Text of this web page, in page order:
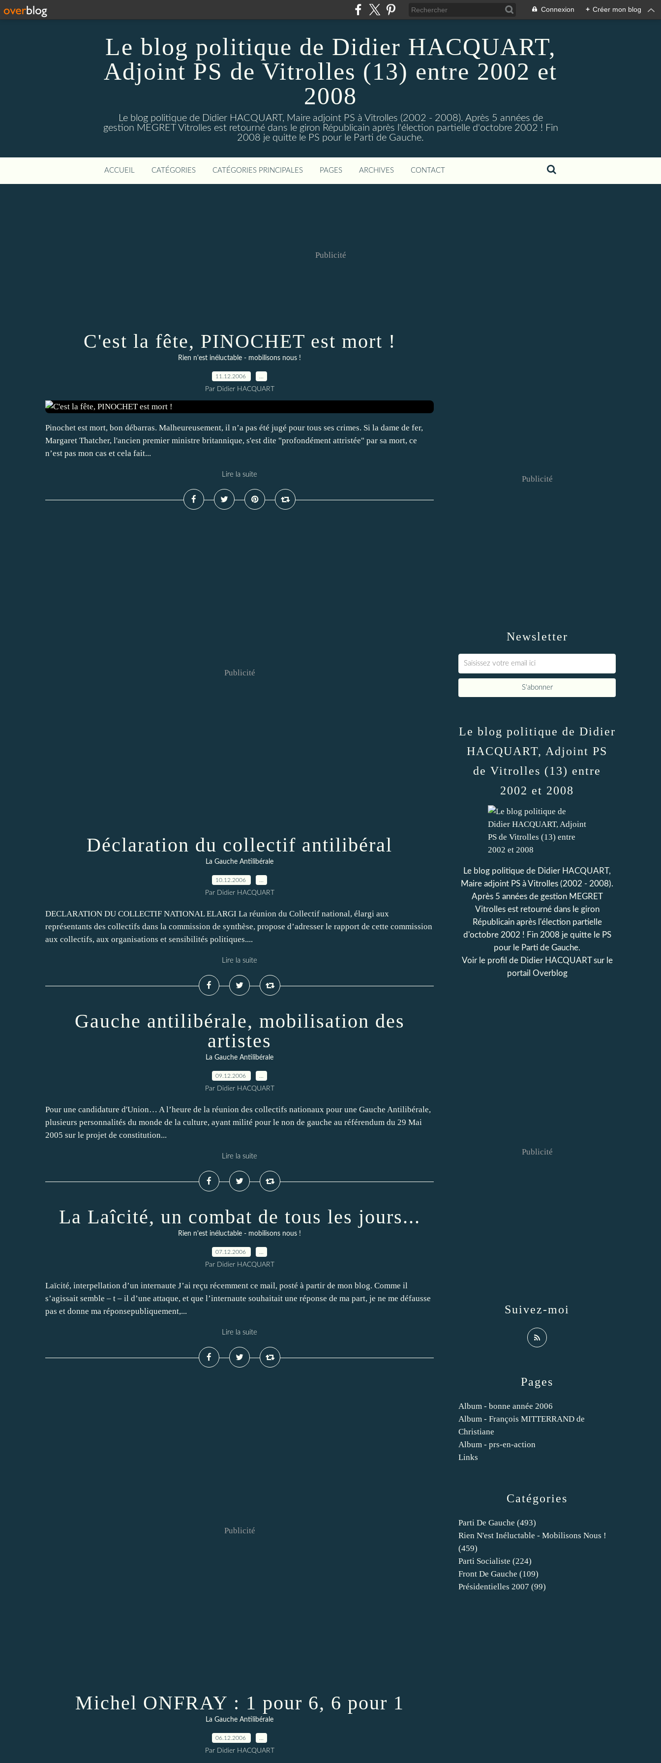
Connexion + Créer mon blog
Le blog politique de Didier HACQUART,
Adjoint PS de Vitrolles (13) entre 2002 et
2008
Le blog politique de Didier HACQUART, Maire adjoint PS à Vitrolles (2002 - 2008). Après 5 années de
gestion MEGRET Vitrolles est retourné dans le giron Républicain après l'élection partielle d'octobre 2002 ! Fin
2008 je quitte le PS pour le Parti de Gauche.
ACCUEIL CATÉGORIES CATÉGORIES PRINCIPALES PAGES ARCHIVES CONTACT
Publicité
C'est la fête, PINOCHET est mort !
Rien n'est inéluctable - mobilisons nous !
11.12.2006
Par Didier HACQUART
Pinochet est mort, bon débarras. Malheureusement, il n’a pas été jugé pour tous ses crimes. Si la dame de fer,
Margaret Thatcher, l'ancien premier ministre britannique, s'est dite "profondément attristée" par sa mort, ce
n’est pas mon cas et cela fait...
Lire la suite
Publicité
Déclaration du collectif antilibéral
La Gauche Antilibérale
10.12.2006
Par Didier HACQUART
DECLARATION DU COLLECTIF NATIONAL ELARGI La réunion du Collectif national, élargi aux
représentants des collectifs dans la commission de synthèse, propose d’adresser le rapport de cette commission
aux collectifs, aux organisations et sensibilités politiques....
Lire la suite
Gauche antilibérale, mobilisation des
artistes
La Gauche Antilibérale
09.12.2006
Par Didier HACQUART
Pour une candidature d'Union… A l’heure de la réunion des collectifs nationaux pour une Gauche Antilibérale,
plusieurs personnalités du monde de la culture, ayant milité pour le non de gauche au référendum du 29 Mai
2005 sur le projet de constitution...
Lire la suite
La Laîcité, un combat de tous les jours...
Rien n'est inéluctable - mobilisons nous !
07.12.2006
Par Didier HACQUART
Laïcité, interpellation d’un internaute J’ai reçu récemment ce mail, posté à partir de mon blog. Comme il
s’agissait semble – t – il d’une attaque, et que l’internaute souhaitait une réponse de ma part, je ne me défausse
pas et donne ma réponsepubliquement,...
Lire la suite
Publicité
Michel ONFRAY : 1 pour 6, 6 pour 1
La Gauche Antilibérale
06.12.2006
Par Didier HACQUART
Newsletter
Publicité
Catégories
Parti De Gauche (493)
Rien N'est Inéluctable - Mobilisons Nous !
(459)
Parti Socialiste (224)
Front De Gauche (109)
Présidentielles 2007 (99)
Pages
Album - bonne année 2006
Album - François MITTERRAND de
Christiane
Album - prs-en-action
Links
Le blog politique de Didier
HACQUART, Adjoint PS
de Vitrolles (13) entre
2002 et 2008
Le blog politique de Didier HACQUART,
Maire adjoint PS à Vitrolles (2002 - 2008).
Après 5 années de gestion MEGRET
Vitrolles est retourné dans le giron
Républicain après l'élection partielle
d'octobre 2002 ! Fin 2008 je quitte le PS
pour le Parti de Gauche.
Voir le profil de Didier HACQUARTsur le
portail Overblog
Suivez-moi
Publicité